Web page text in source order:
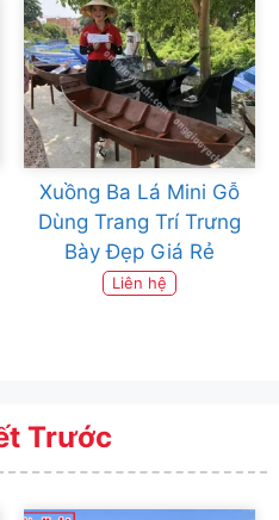
Xuồng Ba Lá Mini Gỗ
Dùng Trang Trí Trưng
Bày Đẹp Giá Rẻ
Liên hệ
Trước